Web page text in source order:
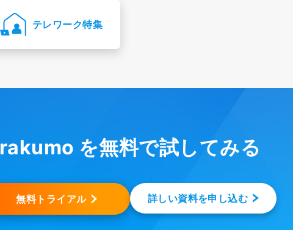
テレワーク特集
rakumo を無料で試してみる
無料トライアル 詳しい資料を申し込む